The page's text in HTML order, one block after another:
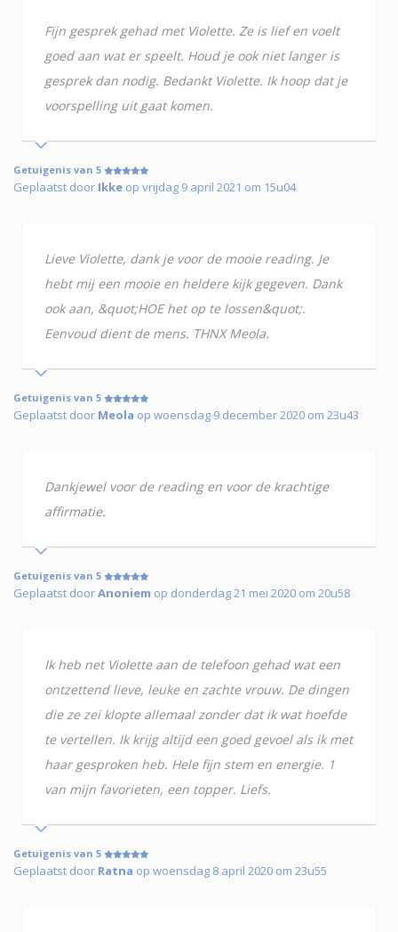
Fijn gesprek gehad met Violette. Ze is lief en voelt
goed aan wat er speelt. Houd je ook niet langer is
gesprek dan nodig. Bedankt Violette. Ik hoop dat je
voorspelling uit gaat komen.
Getuigenis van 5
Geplaatst door Ikke op vrijdag 9 april 2021 om 15u04
Lieve Violette, dank je voor de mooie reading. Je
hebt mij een mooie en heldere kijk gegeven. Dank
ook aan, &quot;HOE het op te lossen&quot;.
Eenvoud dient de mens. THNX Meola.
Getuigenis van 5
Geplaatst door Meola op woensdag 9 december 2020 om 23u43
Dankjewel voor de reading en voor de krachtige
affirmatie.
Getuigenis van 5
Geplaatst doorAnoniem op donderdag 21 mei 2020 om 20u58
Ik heb net Violette aan de telefoon gehad wat een
ontzettend lieve, leuke en zachte vrouw. De dingen
die ze zei klopte allemaal zonder dat ik wat hoefde
te vertellen. Ik krijg altijd een goed gevoel als ik met
haar gesproken heb. Hele fijn stem en energie. 1
van mijn favorieten, een topper. Liefs.
Getuigenis van 5
Geplaatst door Ratna op woensdag 8 april 2020 om 23u55